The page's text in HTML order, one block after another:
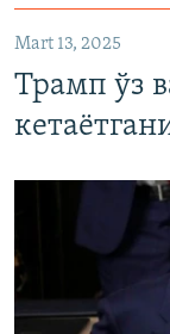
Mart 13, 2025
Трамп ўз